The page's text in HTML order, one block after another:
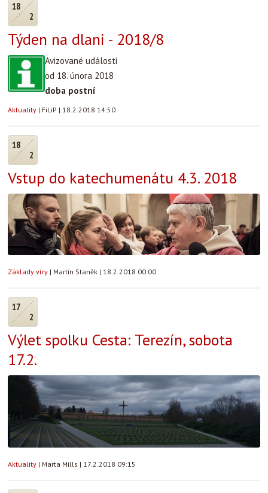
18
2
Týden na dlani - 2018/8
Avizované události
od 18. února 2018
doba postní
Aktuality | FiLiP | 18.2.2018 14:50
18
2
Vstup do katechumenátu 4.3. 2018
Základy víry | Martin Staněk | 18.2.2018 00:00
17
2
Výlet spolku Cesta: Terezín, sobota
17.2.
Aktuality | Marta Mills | 17.2.2018 09:15